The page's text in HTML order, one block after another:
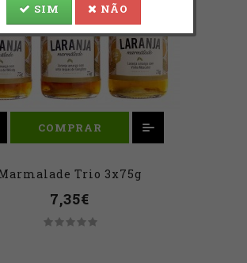
SIM NÃO
COMPRAR
Trio 3x75g
7,35€